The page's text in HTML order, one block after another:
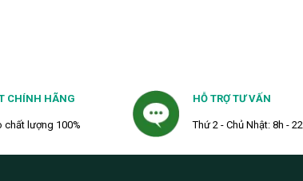
CHÍNH HÃNG
chất lượng 100%
HỖ TRỢ TƯ VẤN
Thứ 2 - Chủ Nhật: 8h -